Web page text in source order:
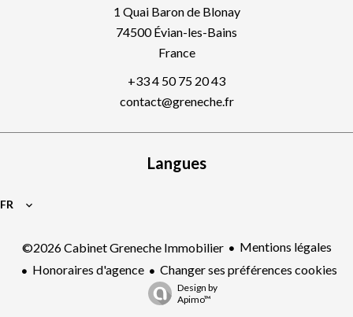
1 Quai Baron de Blonay
74500Évian-les-Bains
France
+33 4 50 75 20 43
contact@greneche.fr
Langues
FR
©2026 Cabinet Greneche Immobilier
Mentions légales
Honoraires d'agence
Changer ses préférences cookies
Design by
Apimo™